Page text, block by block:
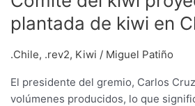
plantada de kiwi en
.Chile, .rev2, Kiwi / Miguel Patiño
El presidente del gremio, Carlos
volúmenes producidos, lo que